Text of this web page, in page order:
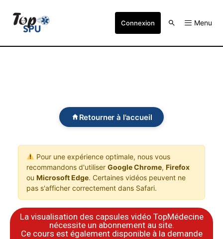
Connexion Menu
Retourner à l'accueil
Pour une expérience optimale, nous vous
recommandons d'utiliser Google Chrome, Firefox
ou Microsoft Edge. Certaines vidéos peuvent ne
pas s'afficher correctement dans Safari.
La visualisation des capsules vidéo TopMédecine
nécessite un abonnement au site.
​Ce cours est également disponible à la demande